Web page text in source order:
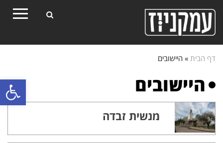
פתח
דף הבית » היישובים
היישובים
מנשית זבדה